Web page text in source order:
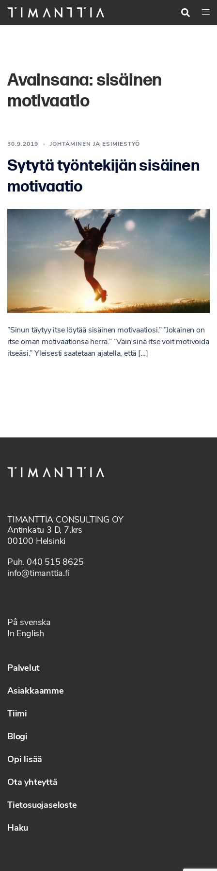
pääsisältöön
Search
Avainsana: sisäinen
motivaatio
30.9.2019 JOHTAMINEN JA ESIMIESTYÖ
Sytytä työntekijän sisäinen
motivaatio
”Sinun täytyy itse löytää sisäinen motivaatiosi.” ”Jokainen on
itse oman motivaationsa herra.” ”Vain sinä itse voit motivoida
itseäsi.” Yleisesti saatetaan ajatella, että […]
TIMANTTIA CONSULTING OY
Antinkatu 3 D, 7.krs
00100 Helsinki
Puh. 040 515 8625
info@timanttia.fi
På svenska
In English
Palvelut
Asiakkaamme
Tiimi
Blogi
Opi lisää
Ota yhteyttä
Tietosuojaseloste
Haku